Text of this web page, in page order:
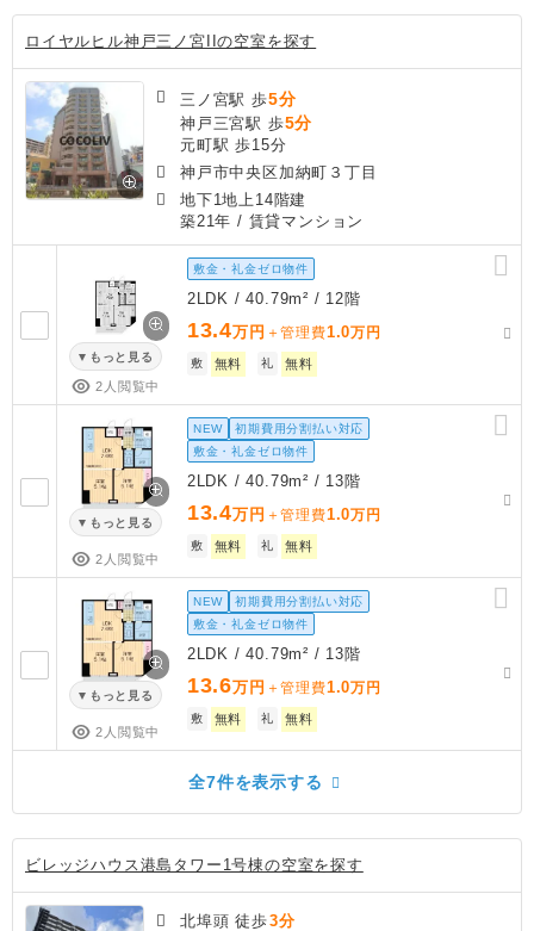
ロイヤルヒル神戸三ノ宮IIの空室を探す
三ノ宮駅 歩5分
神戸三宮駅 歩5分
元町駅 歩15分
神戸市中央区加納町３丁目
地下1地上14階建
築21年 / 賃貸マンション
もっと見る
2人閲覧中
敷金・礼金ゼロ物件
2LDK / 40.79m² / 12階
13.4万円 ＋管理費1.0万円
敷 無料 礼 無料
もっと見る
2人閲覧中
NEW
初期費用分割払い対応
敷金・礼金ゼロ物件
2LDK / 40.79m² / 13階
13.4万円 ＋管理費1.0万円
敷 無料 礼 無料
もっと見る
2人閲覧中
NEW
初期費用分割払い対応
敷金・礼金ゼロ物件
2LDK / 40.79m² / 13階
13.6万円 ＋管理費1.0万円
敷 無料 礼 無料
全7件を表示する
ビレッジハウス港島タワー1号棟の空室を探す
北埠頭 徒歩3分